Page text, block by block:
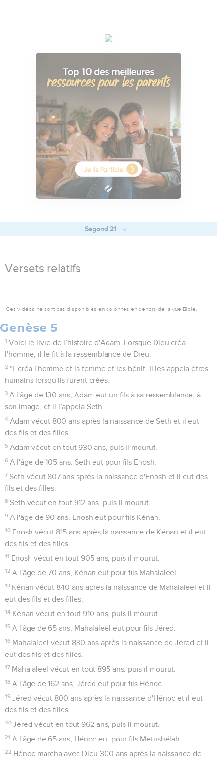
Segond 21
Versets relatifs
Ces vidéos ne sont pas disponibles en colonnes en dehors de la vue Bible.
Genèse 5
1 Voici le livre de l’histoire d'Adam. Lorsque Dieu créa
l'homme, il le fit à la ressemblance de Dieu.
2 *Il créa l'homme et la femme et les bénit. Il les appela êtres
humains lorsqu'ils furent créés.
3 A l'âge de 130 ans, Adam eut un fils à sa ressemblance, à
son image, et il l’appela Seth.
4 Adam vécut 800 ans après la naissance de Seth et il eut
des fils et des filles.
5 Adam vécut en tout 930 ans, puis il mourut.
6 A l'âge de 105 ans, Seth eut pour fils Enosh.
7 Seth vécut 807 ans après la naissance d'Enosh et il eut des
fils et des filles.
8 Seth vécut en tout 912 ans, puis il mourut.
9 A l'âge de 90 ans, Enosh eut pour fils Kénan.
10 Enosh vécut 815 ans après la naissance de Kénan et il eut
des fils et des filles.
11 Enosh vécut en tout 905 ans, puis il mourut.
12 A l'âge de 70 ans, Kénan eut pour fils Mahalaleel.
13 Kénan vécut 840 ans après la naissance de Mahalaleel et il
eut des fils et des filles.
14 Kénan vécut en tout 910 ans, puis il mourut.
15 A l'âge de 65 ans, Mahalaleel eut pour fils Jéred.
16 Mahalaleel vécut 830 ans après la naissance de Jéred et il
eut des fils et des filles.
17 Mahalaleel vécut en tout 895 ans, puis il mourut.
18 A l'âge de 162 ans, Jéred eut pour fils Hénoc.
19 Jéred vécut 800 ans après la naissance d'Hénoc et il eut
des fils et des filles.
20 Jéred vécut en tout 962 ans, puis il mourut.
21 A l'âge de 65 ans, Hénoc eut pour fils Metushélah.
22 Hénoc marcha avec Dieu 300 ans après la naissance de